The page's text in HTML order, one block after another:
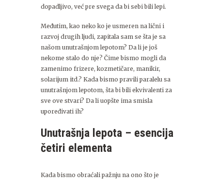
dopadljivo, već pre svega da bi sebi bili lepi.
Međutim, kao neko ko je usmeren na lični i
razvoj drugih ljudi, zapitala sam se šta je sa
našom unutrašnjom lepotom? Da li je još
nekome stalo do nje? Čime bismo mogli da
zamenimo frizere, kozmetičare, manikir,
solarijum itd.? Kada bismo pravili paralelu sa
unutrašnjom lepotom, šta bi bili ekvivalenti za
sve ove stvari? Da li uopšte ima smisla
upoređivati ih?
Unutrašnja lepota – esencija
četiri elementa
Kada bismo obraćali pažnju na ono što je